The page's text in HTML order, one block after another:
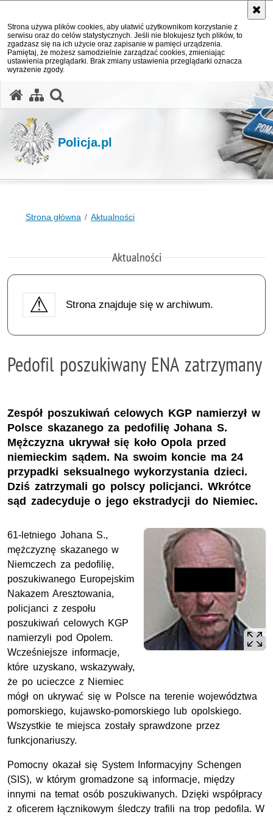
Strona używa plików cookies, aby ułatwić użytkownikom korzystanie z
serwisu oraz do celów statystycznych. Jeśli nie blokujesz tych plików, to
zgadzasz się na ich użycie oraz zapisanie w pamięci urządzenia.
Pamiętaj, że możesz samodzielnie zarządzać cookies, zmieniając
ustawienia przeglądarki. Brak zmiany ustawienia przeglądarki oznacza
wyrażenie zgody.
Policja.pl
Strona główna Aktualności
Aktualności
Strona znajduje się w archiwum.
Pedofil poszukiwany ENA zatrzymany
Zespół poszukiwań celowych KGP namierzył w
Polsce skazanego za pedofilię Johana S.
Mężczyzna ukrywał się koło Opola przed
niemieckim sądem. Na swoim koncie ma 24
przypadki seksualnego wykorzystania dzieci.
Dziś zatrzymali go polscy policjanci. Wkrótce
sąd zadecyduje o jego ekstradycji do Niemiec.
61-letniego Johana S.,
mężczyznę skazanego w
Niemczech za pedofilię,
poszukiwanego Europejskim
Nakazem Aresztowania,
policjanci z zespołu
poszukiwań celowych KGP
namierzyli pod Opolem.
Wcześniejsze informacje,
które uzyskano, wskazywały,
że po ucieczce z Niemiec
mógł on ukrywać się w Polsce na terenie województwa
pomorskiego, kujawsko-pomorskiego lub opolskiego.
Wszystkie te miejsca zostały sprawdzone przez
funkcjonariuszy.
Pomocny okazał się System Informacyjny Schengen
(SIS), w którym gromadzone są informacje, między
innymi na temat osób poszukiwanych. Dzięki współpracy
z oficerem łącznikowym śledczy trafili na trop pedofila. W